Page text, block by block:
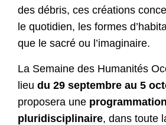
des débris, ces créations
le quotidien, les formes
que le sacré ou l’imaginaire.
La Semaine des Humanités
lieu du 29 septembre au 5
proposera une programmation
pluridisciplinaire, dans toute